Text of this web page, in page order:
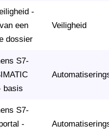
-
een
dossier
Veiligheid
S7-
basis
S7-
-